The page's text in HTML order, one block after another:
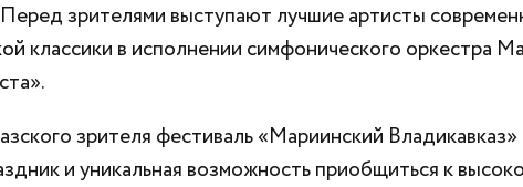
зрителями выступают лучшие артисты
классики в исполнении симфонического оркестра
зрителя фестиваль «Мариинский
и уникальная возможность приобщиться к